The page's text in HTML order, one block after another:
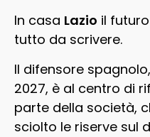
In casa Lazio il
tutto da scrivere.
Il difensore
2027, è al centro di
parte della società,
sciolto le riserve sul